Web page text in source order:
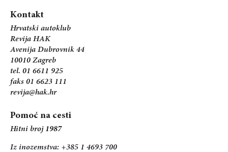
Kontakt
Hrvatski autoklub
Revija HAK
Avenija Dubrovnik 44
10010 Zagreb
tel. 01 6611 925
faks 01 6623 111
revija@hak.hr
Pomoć na cesti
Hitni broj 1987
Iz inozemstva: +385 1 4693 700